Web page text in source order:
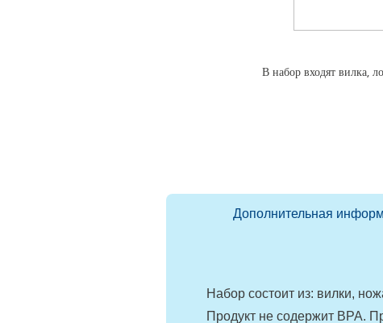
В набор входят вилка,
Дополнительная
Набор состоит из: вилки,
Продукт не содержит BPA.